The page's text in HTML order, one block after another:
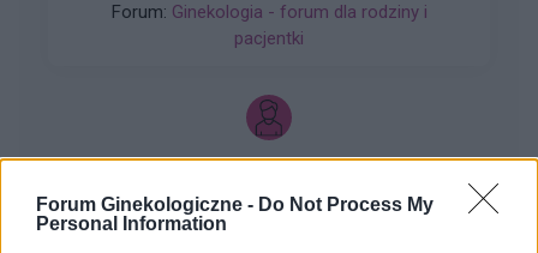
Forum Ginekologiczne - Do Not Process My
Personal Information
furaginum i witaminę c , nie dostałam okresu od
10 dni ,ciąża wykluczona beta HCG
usłyszałam tylko że on nic tu nie widzi i że
endometrium bardzo cieniutkie .moje pytanie
Forum: Ginekologia - forum dla rodziny i
pacjentki
gość
Czy to normalne ?